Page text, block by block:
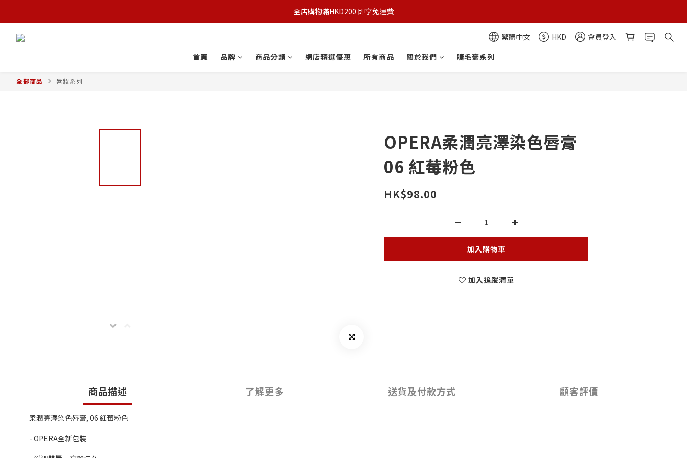
全店購物滿HKD200 即享免運費
繁體中文 HKD
會員登入
首頁
品牌 商品分類 網店精選優惠 所有商品 關於我們 睫毛膏系列
全部商品 唇妝系列
OPERA柔潤亮澤染色唇膏
06 紅莓粉色
HK$98.00
加入購物車
加入追蹤清單
商品描述 了解更多 送貨及付款方式 顧客評價
柔潤亮澤染色唇膏, 06 紅莓粉色
- OPERA全新包裝